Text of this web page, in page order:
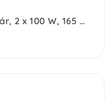
SAL CX 604 2 utas hangszórópár, 2 x 100 W, 165 mm, 4 Ohm, magas és mélyközép